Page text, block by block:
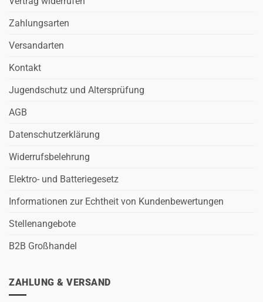
Zahlungsarten
Versandarten
Kontakt
Jugendschutz und Altersprüfung
AGB
Datenschutzerklärung
Widerrufsbelehrung
Elektro- und Batteriegesetz
Informationen zur Echtheit von Kundenbewertungen
Stellenangebote
B2B Großhandel
ZAHLUNG & VERSAND